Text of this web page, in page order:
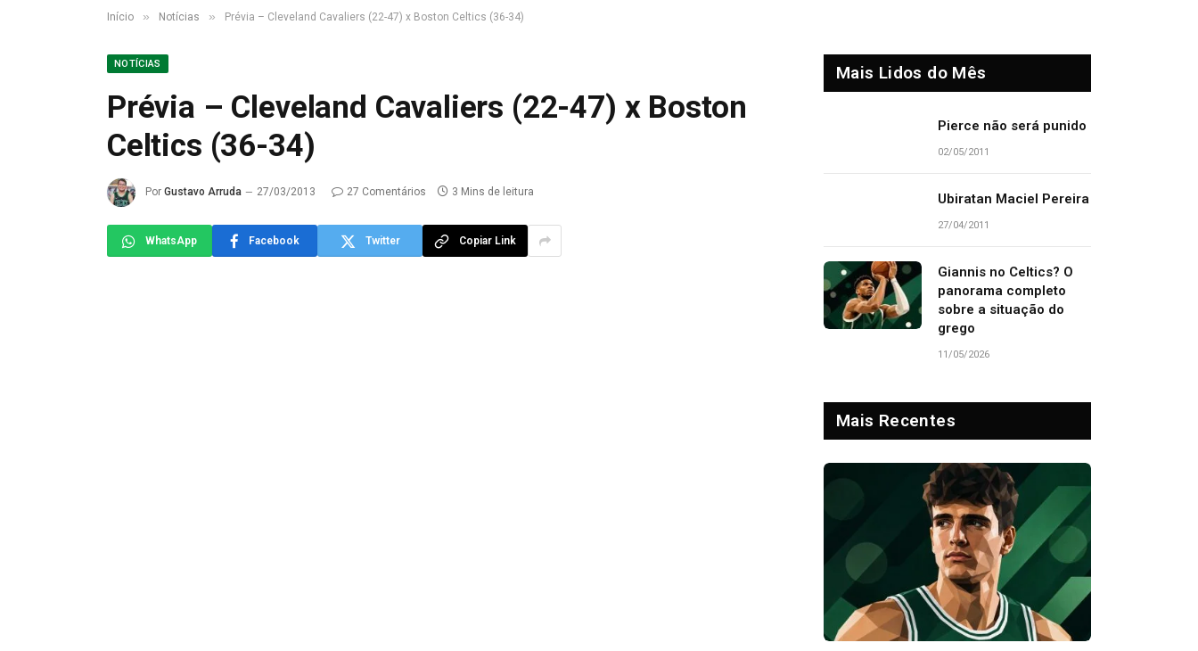
Início » Notícias » Prévia – Cleveland Cavaliers (22-47) x Boston Celtics (36-34)
NOTÍCIAS
Prévia – Cleveland Cavaliers (22-47) x Boston
Celtics (36-34)
Por Gustavo Arruda 27/03/2013 27 Comentários 3 Mins de leitura
WhatsApp Facebook Twitter Copiar Link
Mais Lidos do Mês
Pierce não será punido
02/05/2011
Ubiratan Maciel Pereira
27/04/2011
Giannis no Celtics? O
panorama completo
sobre a situação do
grego
11/05/2026
Mais Recentes